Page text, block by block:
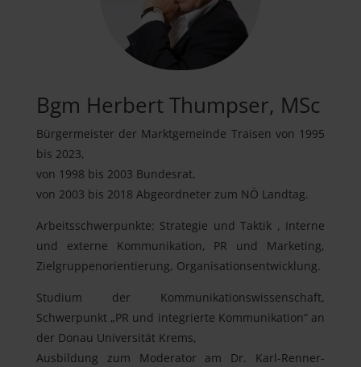
Bgm Herbert Thumpser, MSc
Bürgermeister der Marktgemeinde Traisen von 1995
bis 2023,
von 1998 bis 2003 Bundesrat,
von 2003 bis 2018 Abgeordneter zum NÖ Landtag.
Arbeitsschwerpunkte: Strategie und Taktik , Interne
und externe Kommunikation, PR und Marketing,
Zielgruppenorientierung, Organisationsentwicklung.
Studium der Kommunikationswissenschaft,
Schwerpunkt „PR und integrierte Kommunikation“ an
der Donau Universität Krems,
Ausbildung zum Moderator am Dr. Karl-Renner-